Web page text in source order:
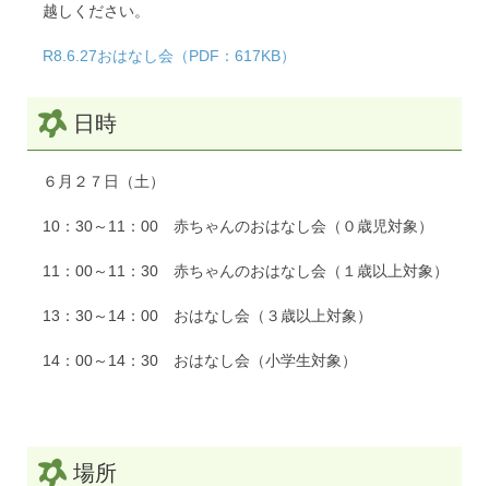
越しください。
R8.6.27おはなし会（PDF：617KB）
日時
６月２７日（土）
10：30～11：00 赤ちゃんのおはなし会（０歳児対象）
11：00～11：30 赤ちゃんのおはなし会（１歳以上対象）
13：30～14：00 おはなし会（３歳以上対象）
14：00～14：30 おはなし会（小学生対象）
場所